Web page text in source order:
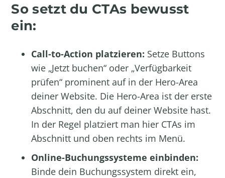
So setzt du CTAs bewusst
ein:
Call-to-Action platzieren: Setze Buttons
wie „Jetzt buchen“ oder „Verfügbarkeit
prüfen“ prominent auf in der Hero-Area
deiner Website. Die Hero-Area ist der erste
Abschnitt, den du auf deiner Website hast.
In der Regel platziert man hier CTAs im
Abschnitt und oben rechts im Menü.
Online-Buchungssysteme einbinden:
Binde dein Buchungssystem direkt ein,